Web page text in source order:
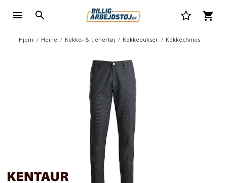
Hjem Herre Kokke- & tjenertøj Kokkebukser Kokkechinos